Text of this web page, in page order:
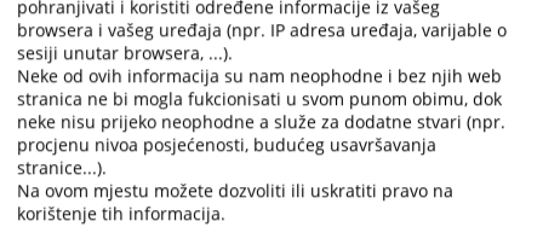
select
a
date.
Press
the
question
mark
key
select
date.
Press
the
question
mark
Trenutno nema vijesti
pohranjivati i koristiti određene informacije iz vašeg
browsera i vašeg uređaja (npr. IP adresa uređaja, varijable o
sesiji unutar browsera, ...).
Neke od ovih informacija su nam neophodne i bez njih web
stranica ne bi mogla fukcionisati u svom punom obimu, dok
neke nisu prijeko neophodne a služe za dodatne stvari (npr.
procjenu nivoa posjećenosti, budućeg usavršavanja
stranice...).
Na ovom mjestu možete dozvoliti ili uskratiti pravo na
korištenje tih informacija.